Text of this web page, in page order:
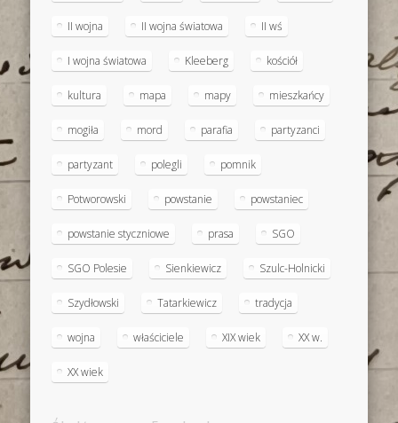
II wojna II wojna światowa II wś
I wojna światowa Kleeberg kościół
kultura mapa mapy mieszkańcy
mogiła mord parafia partyzanci
partyzant polegli pomnik
Potworowski powstanie powstaniec
powstanie styczniowe prasa SGO
SGO Polesie Sienkiewicz Szulc-Holnicki
Szydłowski Tatarkiewicz tradycja
wojna właściciele XIX wiek XX w.
XX wiek